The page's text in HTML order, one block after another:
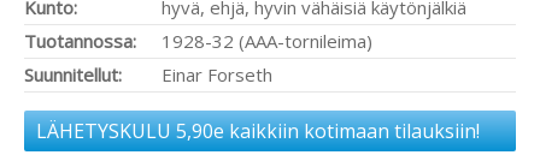
Kunto:
hyvä, ehjä, hyvin vähäisiä käytönjälkiä
Tuotannossa:
1928-32 (AAA-tornileima)
Suunnitellut:
Einar Forseth
LÄHETYSKULU 5,90e kaikkiin kotimaan tilauksiin!